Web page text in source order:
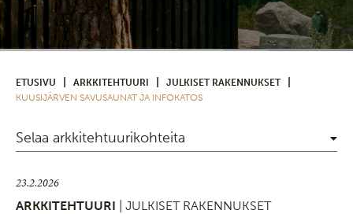
ETUSIVU ARKKITEHTUURI JULKISET RAKENNUKSET
KUUSIJÄRVEN SAVUSAUNAT JA INFOKATOS
Selaa arkkitehtuurikohteita
23.2.2026
ARKKITEHTUURI
| JULKISET RAKENNUKSET